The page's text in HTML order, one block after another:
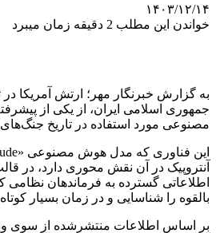
۱۴۰۳/۱۲/۱۴
خواندن این مطلب 2 دقیقه زمان میبرد
به گزارش خبرنگار مهر؛ ارتش آمریکا در
جمهوری اسلامی ایران، از یکی از
مصنوعی مورد استفاده در تاریخ
آنتروپیک در آن نقش محوری دارد، در
اطلاعاتی گسترده به فرماندهان
بالقوه را شناسایی و در زمان بسیار
بر اساس اطلاعات منتشرشده از سوی